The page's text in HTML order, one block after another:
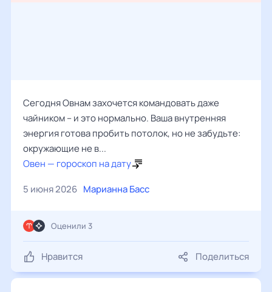
Сегодня Овнам захочется командовать даже
чайником – и это нормально. Ваша внутренняя
энергия готова пробить потолок, но не забудьте:
окружающие не в...
Овен — гороскоп на дату
5 июня 2026 Марианна Басс
Нравится Поделиться
Оценили 3